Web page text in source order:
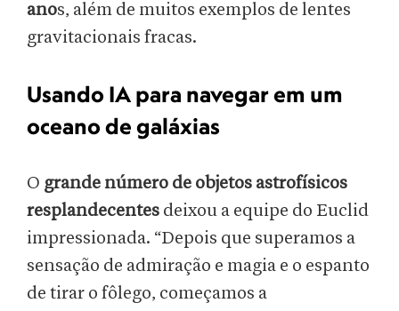
anos, além de muitos exemplos de lentes
gravitacionais fracas.
Usando IA para navegar em um
oceano de galáxias
O grande número de objetos astrofísicos
resplandecentes deixou a equipe do Euclid
impressionada. “Depois que superamos a
sensação de admiração e magia e o espanto
de tirar o fôlego, começamos a